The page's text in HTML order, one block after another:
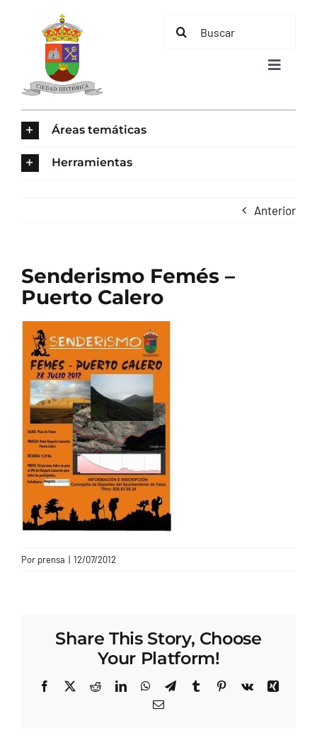
contenido
Buscar:
Toggle
TURISMO
CONTACTO
Áreas temáticas
Herramientas
Anterior
Senderismo Femés –
Puerto Calero
Por prensa | 12/07/2012
Share This Story, Choose
Your Platform!
Facebook
X RedditLinkedInWhatsApp
TelegramTumblrPinterest
Vk
Xing
Correo